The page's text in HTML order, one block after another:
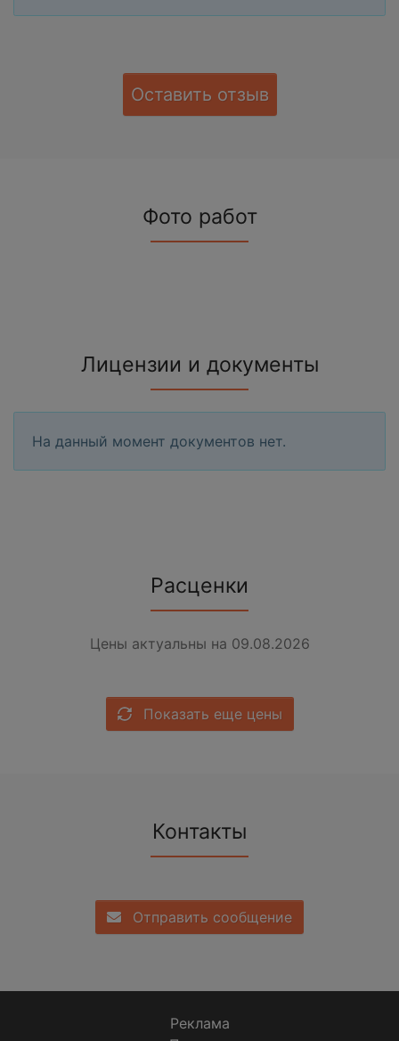
Оставить отзыв
Фото работ
Лицензии и документы
На данный момент документов нет.
Расценки
Цены актуальны на 09.08.2026
Показать еще цены
Контакты
Отправить сообщение
Реклама